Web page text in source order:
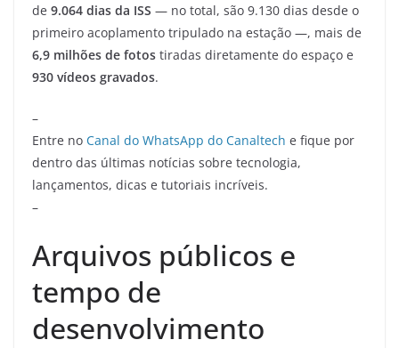
de 9.064 dias da ISS — no total, são 9.130 dias desde o
primeiro acoplamento tripulado na estação —, mais de
6,9 milhões de fotos tiradas diretamente do espaço e
930 vídeos gravados.
–
Entre no Canal do WhatsApp do Canaltech e fique por
dentro das últimas notícias sobre tecnologia,
lançamentos, dicas e tutoriais incríveis.
–
Arquivos públicos e
tempo de
desenvolvimento